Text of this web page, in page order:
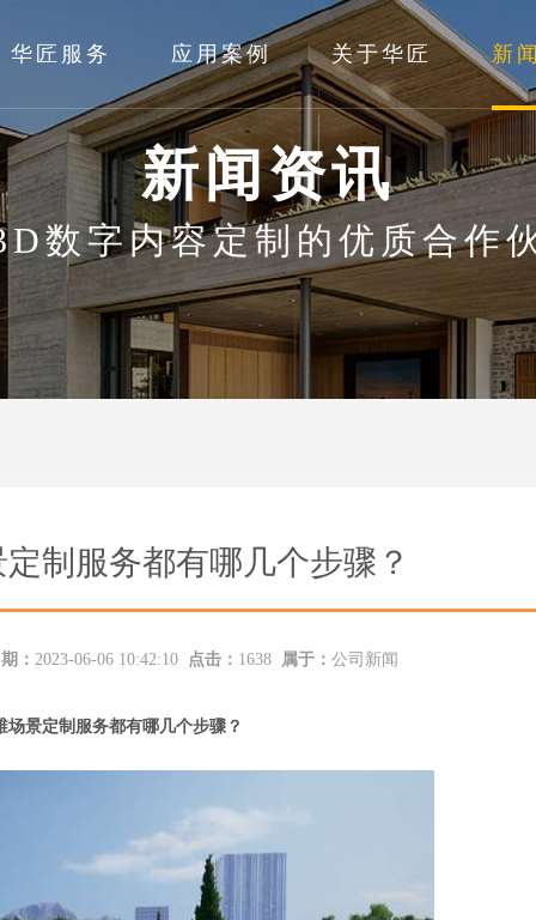
华匠服务 应用案例 关于华匠 新
新闻资讯
数字内容定制的优质合作
制服务都有哪几个步骤？
： 2023-06-06 10:42:10 点击： 1638 属于： 公司新闻
场景定制 服务都有哪几个步骤？